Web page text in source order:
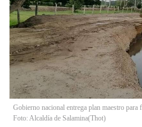
Gobierno nacional entrega plan maestro
Foto: Alcaldía de Salamina(Thot)